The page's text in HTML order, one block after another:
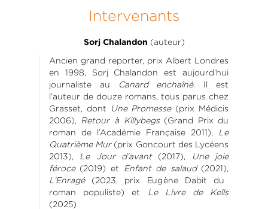
Intervenants
Sorj Chalandon (auteur)
Ancien grand reporter, prix Albert Londres
en 1998, Sorj Chalandon est aujourd’hui
journaliste au
Canard enchaîné. Il est
l’auteur de douze romans, tous parus chez
Grasset, dont
Une Promesse(prix Médicis
2006), Retour à Killybegs(Grand Prix du
roman de l’Académie Française 2011), Le
Quatrième Mur(prix Goncourt des Lycéens
2013), Le Jour d’avant (2017),
Une joie
féroce(2019) et Enfant de salaud(2021),
L’Enragé(2023, prix Eugène Dabit du
roman populiste) et Le Livre de Kells
(2025)